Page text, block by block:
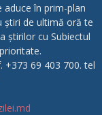
aduce în prim-plan
știri de ultimă oră te
știrilor cu Subiectul
+373 69 403 700. tel